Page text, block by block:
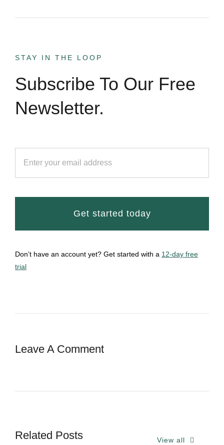
STAY IN THE LOOP
Subscribe To Our Free
Newsletter.
Get started today
Don’t have an account yet? Get started with a 12-day free
trial
Leave A Comment
Related Posts View all